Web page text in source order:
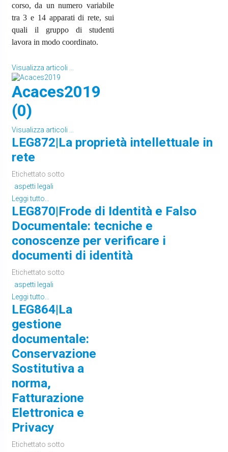
corso, da un numero variabile
tra 3 e 14 apparati di rete, sui
quali il gruppo di studenti
lavora in modo coordinato.
Visualizza articoli ...
Acaces2019
(0)
Visualizza articoli ...
LEG872|La proprietà intellettuale in
rete
Etichettato sotto
aspetti legali
Leggi tutto...
LEG870|Frode di Identità e Falso
Documentale: tecniche e
conoscenze per verificare i
documenti di identità
Etichettato sotto
aspetti legali
Leggi tutto...
LEG864|La
gestione
documentale:
Conservazione
Sostitutiva a
norma,
Fatturazione
Elettronica e
Privacy
Etichettato sotto